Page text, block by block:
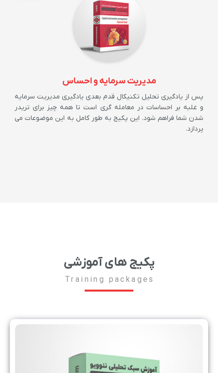
مدیریت سرمایه و احساس
پس از یادگیری تحلیل تکنیکال قدم بعدی یادگیری مدیریت سرمایه
و غلبه بر احساسات در معامله گری است تا همه چیز برای تریدر
شدن شما فراهم شود. این پکیج به طور کامل به این موضوعات می
پردازد.
پکیج های آموزشی
Training packages